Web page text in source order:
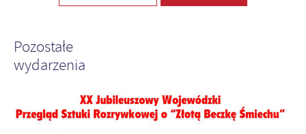
Pozostałe
wydarzenia